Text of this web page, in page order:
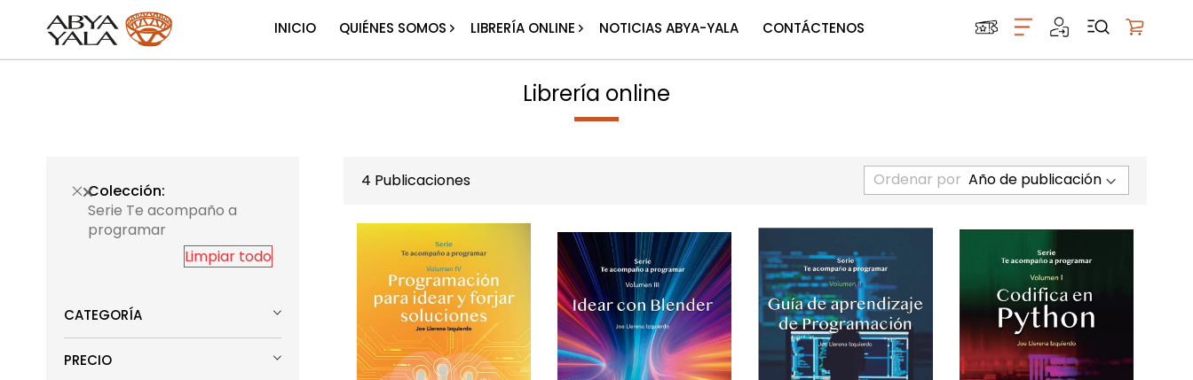
INICIO QUIÉNES SOMOS LIBRERÍA ONLINE NOTICIAS ABYA-YALA CONTÁCTENOS
Librería online
4 Publicaciones Ordenar por
Colección
Serie Te acompaño a
programar
Limpiar todo
CATEGORÍA
PRECIO